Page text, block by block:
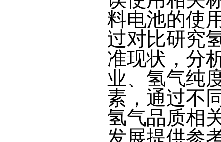
料电池的使
过对比研究
准现状，分
业、氢气纯
素，通过不
氢气品质相
发展提供参